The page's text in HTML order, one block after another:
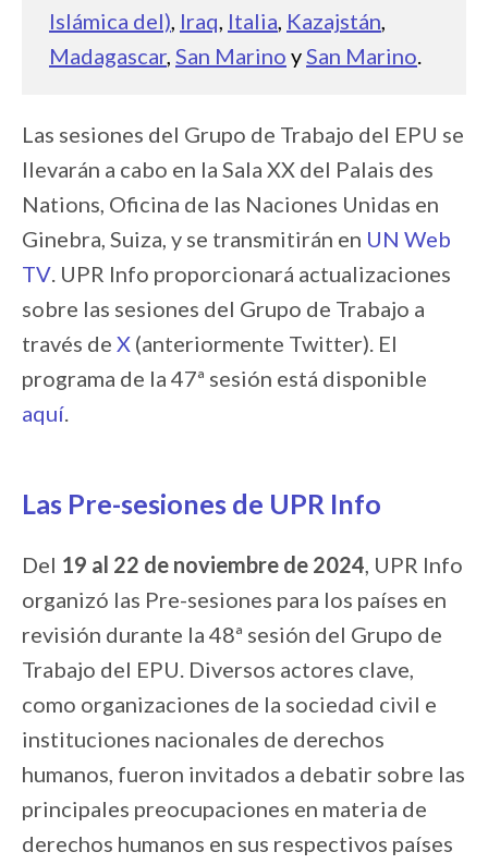
Islámica del), Iraq, Italia, Kazajstán,
Madagascar, San Marino ySan Marino.
Las sesiones del Grupo de Trabajo del EPU se
llevarán a cabo en la Sala XX del Palais des
Nations, Oficina de las Naciones Unidas en
Ginebra, Suiza, y se transmitirán en UN Web
TV. UPR Info proporcionará actualizaciones
sobre las sesiones del Grupo de Trabajo a
través de X (anteriormente Twitter). El
programa de la 47ª sesión está disponible
aquí.
Las Pre-sesiones de UPR Info
Del 19 al 22 de noviembre de 2024, UPR Info
organizó las Pre-sesiones para los países en
revisión durante la 48ª sesión del Grupo de
Trabajo del EPU. Diversos actores clave,
como organizaciones de la sociedad civil e
instituciones nacionales de derechos
humanos, fueron invitados a debatir sobre las
principales preocupaciones en materia de
derechos humanos en sus respectivos países